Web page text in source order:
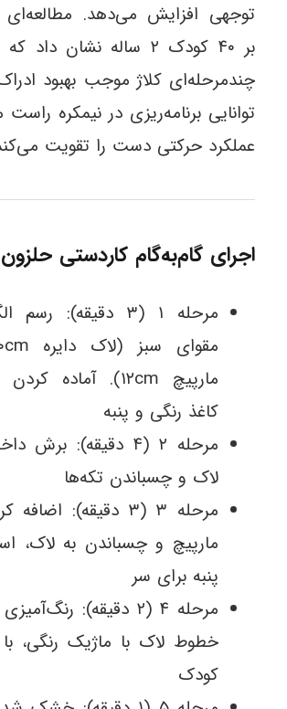
توجهی افزایش می‌دهد. مطالعه‌ای
بر ۴۰ کودک ۲ ساله نشان
چندمرحله‌ای کلاژ موجب بهبود
توانایی برنامه‌ریزی در نیمکره
عملکرد حرکتی دست را تقویت
اجرای گام‌به‌گام کاردستی
مرحله ۱ (۳ دقیقه):
کاغذ رنگی و پنبه
مرحله ۲ (۴ دقیقه): برش
لاک و چسباندن تکه‌ها
مرحله ۳ (۳ دقیقه):
مارپیچ و چسباندن به لاک،
پنبه برای سر
مرحله ۴ (۲ دقیقه):
خطوط لاک با ماژیک رنگی،
کودک